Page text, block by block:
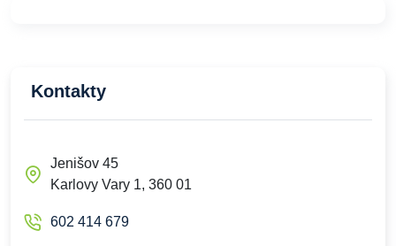
Kontakty
Jenišov 45
Karlovy Vary 1, 360 01
602 414 679